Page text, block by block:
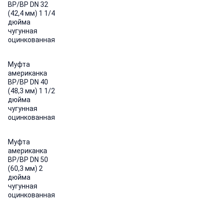
ВР/ВР DN 32
(42,4 мм) 1 1/4
дюйма
чугунная
оцинкованная
Муфта
американка
ВР/ВР DN 40
(48,3 мм) 1 1/2
дюйма
чугунная
оцинкованная
Муфта
американка
ВР/ВР DN 50
(60,3 мм) 2
дюйма
чугунная
оцинкованная